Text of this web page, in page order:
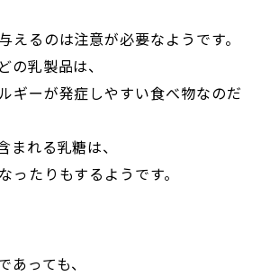
えるのは注意が必要なようです。
の乳製品は、
ギーが発症しやすい食べ物なのだ
まれる乳糖は、
ったりもするようです。
っても、